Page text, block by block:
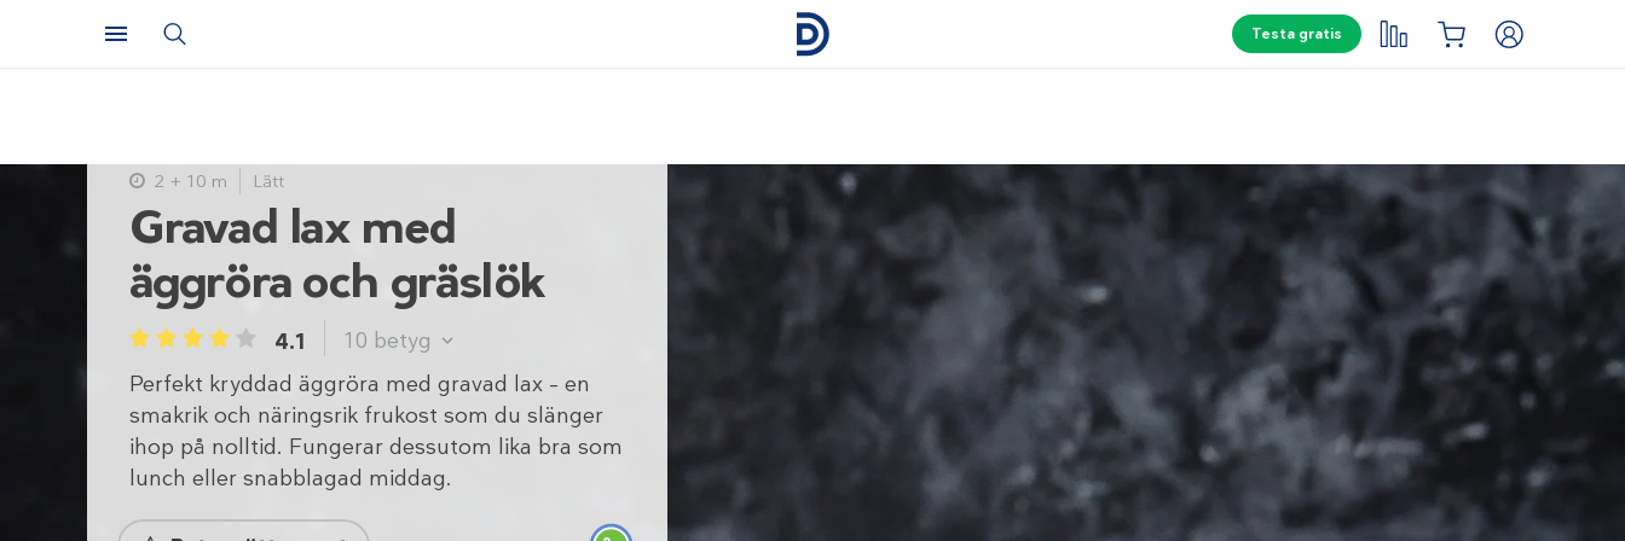
Testa gratis
Gravad lax med
äggröra och gräslök
1 2 3 4 5 4.1 10 betyg
Perfekt kryddad äggröra med gravad lax – en
smakrik och näringsrik frukost som du slänger
ihop på nolltid. Fungerar dessutom lika bra som
lunch eller snabblagad middag.
2 + 10 m Lätt